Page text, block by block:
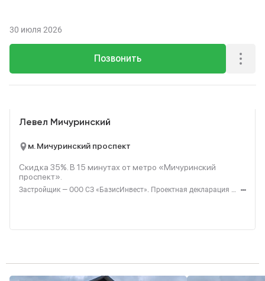
Позвонить
30 июля 2026
Левел Мичуринский
м. Мичуринский проспект
Скидка 35%. В 15 минутах от метро «Мичуринский
проспект».
Застройщик — ООО СЗ «БазисИнвест». Проектная декларация — наш.дом.рф. Акция до 31.08.2026. Не оферта. Подробности — level.ru